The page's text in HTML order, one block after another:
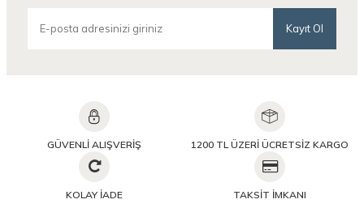
Kayıt Ol
GÜVENLİ ALIŞVERİŞ 1200 TL ÜZERİ ÜCRETSİZ KARGO
KOLAY İADE TAKSİT İMKANI